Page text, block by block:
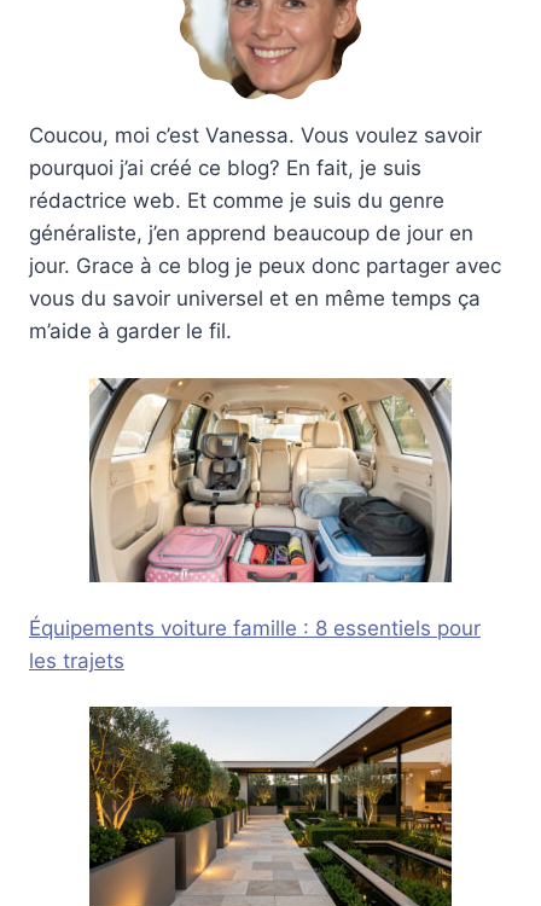
Coucou, moi c’est Vanessa. Vous voulez savoir
pourquoi j’ai créé ce blog? En fait, je suis
rédactrice web. Et comme je suis du genre
généraliste, j’en apprend beaucoup de jour en
jour. Grace à ce blog je peux donc partager avec
vous du savoir universel et en même temps ça
m’aide à garder le fil.
Équipements voiture famille : 8 essentiels pour
les trajets